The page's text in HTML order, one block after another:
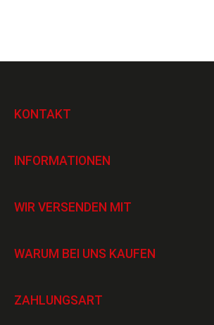
KONTAKT
INFORMATIONEN
WIR VERSENDEN MIT
WARUM BEI UNS KAUFEN
ZAHLUNGSART